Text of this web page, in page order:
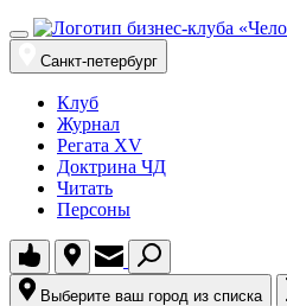
Санкт-петербург
Клуб
Журнал
Регата XV
Доктрина ЧД
Читать
Персоны
Выберите ваш город из списка